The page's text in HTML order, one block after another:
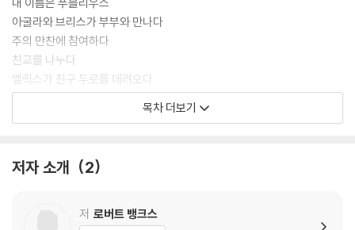
내 이름은 푸블리우스
아굴라와 브리스가 부부와 만나다
주의 만찬에 참여하다
친교를 나누다
벨릭스가 친구 두로를 데려오다
루시아의 해방에 대해 토론하다
종교적 격식에 매이지 않은 모임
은사에 대한 아굴라의 가르침
목차 더보기
저자 소개 2
저 로버트 뱅크스